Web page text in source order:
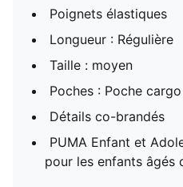
Poignets élastiques
Longueur : Régulière
Taille : moyen
Poches : Poche cargo
Détails co-brandés
PUMA Enfant et
pour les enfants âgés